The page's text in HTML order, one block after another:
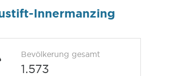
Innermanzing
Bevölkerung gesamt
1.573